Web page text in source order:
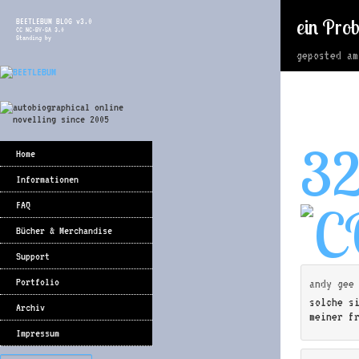
BEETLEBUM BLOG v3.0
CC NC-BY-SA 3.0
Standing by
Home
Informationen
FAQ
Bücher & Merchandise
Support
Portfolio
Archiv
Impressum
ein
geposted
andy gee
solche
meiner